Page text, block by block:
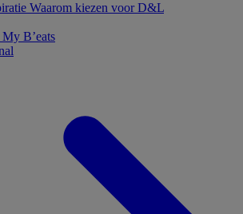
Waarom kiezen voor D&L
My B’eats